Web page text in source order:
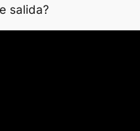
salida?